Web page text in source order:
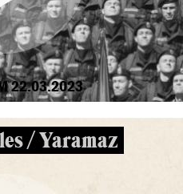
22.03.2023
/ Yaramaz